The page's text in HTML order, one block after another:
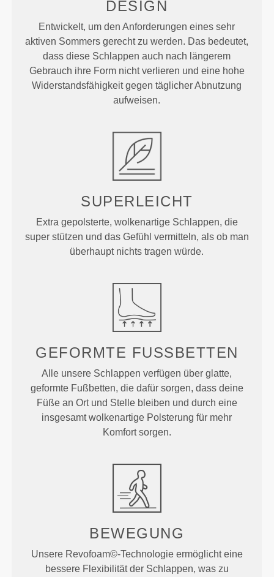
DESIGN
Entwickelt, um den Anforderungen eines sehr
aktiven Sommers gerecht zu werden. Das bedeutet,
dass diese Schlappen auch nach längerem
Gebrauch ihre Form nicht verlieren und eine hohe
Widerstandsfähigkeit gegen täglicher Abnutzung
aufweisen.
SUPERLEICHT
Extra gepolsterte, wolkenartige Schlappen, die
super stützen und das Gefühl vermitteln, als ob man
überhaupt nichts tragen würde.
GEFORMTE FUSSBETTEN
Alle unsere Schlappen verfügen über glatte,
geformte Fußbetten, die dafür sorgen, dass deine
Füße an Ort und Stelle bleiben und durch eine
insgesamt wolkenartige Polsterung für mehr
Komfort sorgen.
BEWEGUNG
Unsere Revofoam©-Technologie ermöglicht eine
bessere Flexibilität der Schlappen, was zu